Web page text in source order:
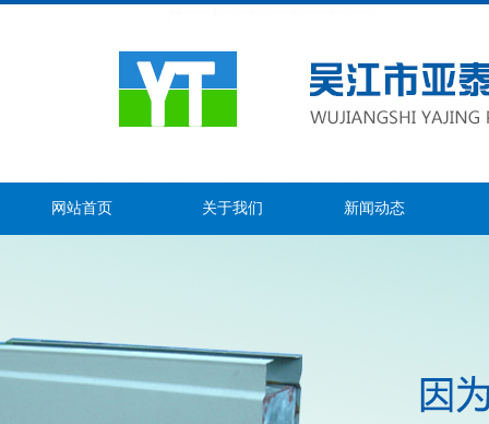
网站首页 关于我们 新闻动态